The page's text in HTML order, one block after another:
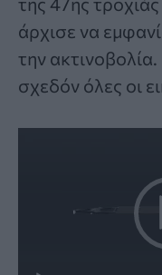
άρχισε να
την
σχεδόν όλες οι